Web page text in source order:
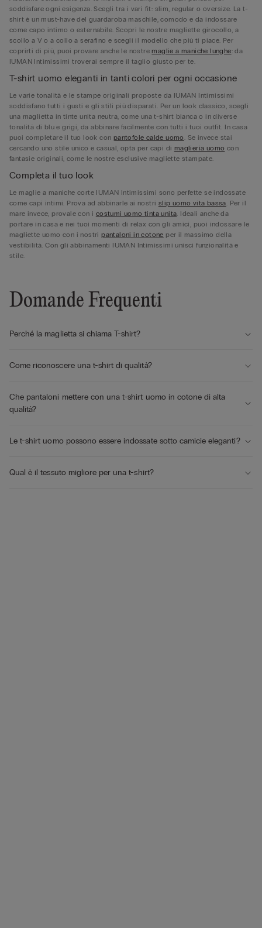
soddisfare ogni esigenza. Scegli tra i vari fit: slim, regular o oversize. La t-
shirt è un must-have del guardaroba maschile, comodo e da indossare
come capo intimo o esternabile. Scopri le nostre magliette girocollo, a
scollo a V o a collo a serafino e scegli il modello che più ti piace. Per
coprirti di più, puoi provare anche le nostremaglie a maniche lunghe: da
IUMAN Intimissimi troverai sempre il taglio giusto per te.
T-shirt uomo eleganti in tanti colori per ogni occasione
Le varie tonalità e le stampe originali proposte da IUMAN Intimissimi
soddisfano tutti i gusti e gli stili più disparati. Per un look classico, scegli
una maglietta in tinte unita neutra, come una t-shirt bianca o in diverse
tonalità di blu e grigi, da abbinare facilmente con tutti i tuoi outfit. In casa
puoi completare il tuo look con pantofole calde uomo . Se invece stai
cercando uno stile unico e casual, opta per capi di maglieria uomo con
fantasie originali, come le nostre esclusive magliette stampate.
Completa il tuo look
Le maglie a maniche corte IUMAN Intimissimi sono perfette se indossate
come capi intimi. Prova ad abbinarle ai nostri slip uomo vita bassa. Per il
mare invece, provale con i costumi uomo tinta unita. Ideali anche da
portare in casa e nei tuoi momenti di relax con gli amici, puoi indossare le
magliette uomo con i nostripantaloni in cotone per il massimo della
vestibilità. Con gli abbinamenti IUMAN Intimissimi unisci funzionalità e
stile.
Domande Frequenti
Perché la maglietta si chiama T-shirt?
Come riconoscere una t-shirt di qualità?
Che pantaloni mettere con una t-shirt uomo in cotone di alta
qualità?
Le t-shirt uomo possono essere indossate sotto camicie eleganti?
Qual è il tessuto migliore per una t-shirt?